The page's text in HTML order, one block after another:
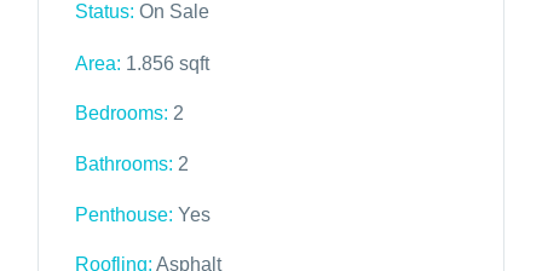
Status: On Sale
Area: 1.856 sqft
Bedrooms: 2
Bathrooms: 2
Penthouse: Yes
Roofling: Asphalt